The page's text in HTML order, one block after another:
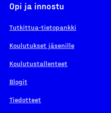
Opi ja innostu
Tutkittua-tietopankki
Koulutukset jäsenille
Koulutustallenteet
Blogit
Tiedotteet